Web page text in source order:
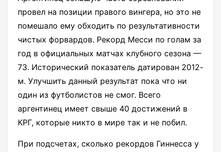
провел на позиции правого вингера, но это не
помешало ему обходить по результативности
чистых форвардов. Рекорд Месси по голам за
год в официальных матчах клубного сезона —
73. Исторический показатель датирован 2012-
м. Улучшить данный результат пока что ни
один из футболистов не смог. Всего
аргентинец имеет свыше 40 достижений в
КРГ, которые никто в мире так и не побил.
При подсчетах, сколько рекордов Гиннесса у